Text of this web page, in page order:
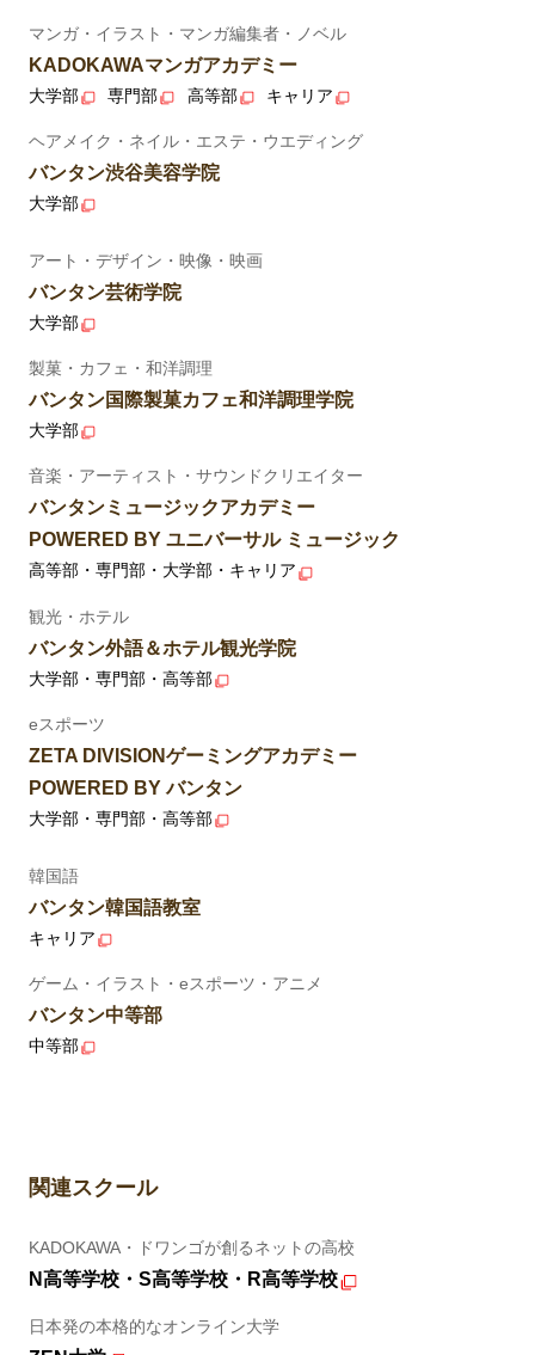
マンガ・イラスト・マンガ編集者・ノベル
KADOKAWAマンガアカデミー
大学部 専門部 高等部 キャリア
ヘアメイク・ネイル・エステ・ウエディング
バンタン渋谷美容学院
大学部
アート・デザイン・映像・映画
バンタン芸術学院
大学部
製菓・カフェ・和洋調理
バンタン国際製菓カフェ和洋調理学院
大学部
音楽・アーティスト・サウンドクリエイター
バンタンミュージックアカデミー
POWERED BY ユニバーサル ミュージック
高等部・専門部・大学部・キャリア
観光・ホテル
バンタン外語＆ホテル観光学院
大学部・専門部・高等部
eスポーツ
ZETA DIVISIONゲーミングアカデミー
POWERED BY バンタン
大学部・専門部・高等部
韓国語
バンタン韓国語教室
キャリア
ゲーム・イラスト・eスポーツ・アニメ
バンタン中等部
中等部
関連スクール
KADOKAWA・ドワンゴが創るネットの高校
N高等学校・S高等学校・R高等学校
日本発の本格的なオンライン大学